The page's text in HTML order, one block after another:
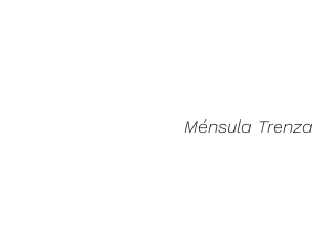
Ménsula Trenza